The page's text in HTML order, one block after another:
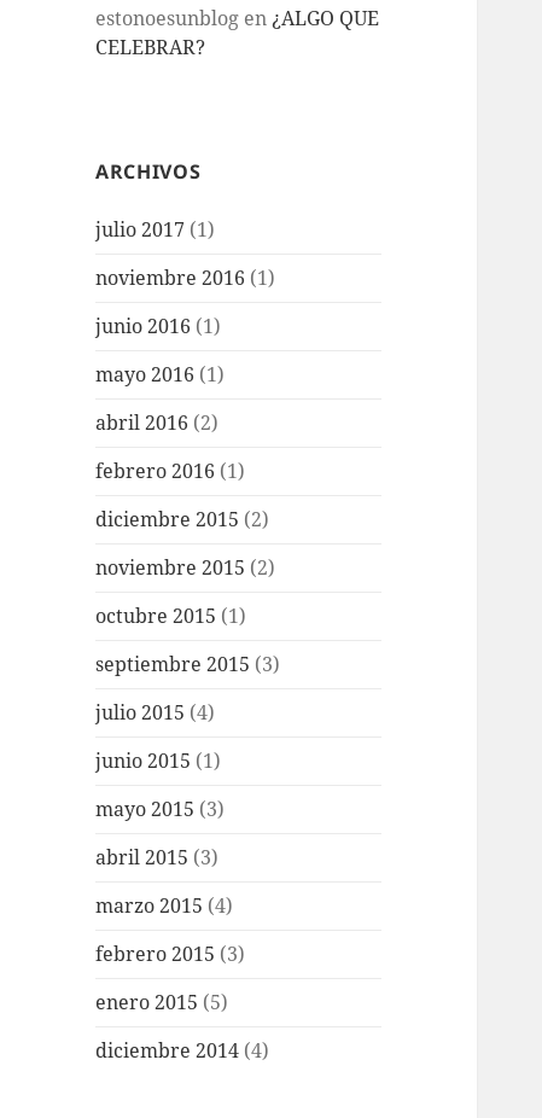
estonoesunblog en¿ALGO QUE
CELEBRAR?
ARCHIVOS
julio 2017 (1)
noviembre 2016 (1)
junio 2016 (1)
mayo 2016 (1)
abril 2016 (2)
febrero 2016 (1)
diciembre 2015 (2)
noviembre 2015 (2)
octubre 2015 (1)
septiembre 2015 (3)
julio 2015 (4)
junio 2015 (1)
mayo 2015 (3)
abril 2015 (3)
marzo 2015 (4)
febrero 2015 (3)
enero 2015 (5)
diciembre 2014 (4)